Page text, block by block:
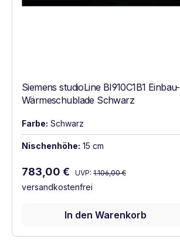
Siemens studioLine BI910C1B1 Einbau-
Wärmeschublade Schwarz
Farbe: Schwarz
Nischenhöhe: 15 cm
Verkaufspreis:
783,00 € Regulärer Preis:
UVP: 1.106,00 €
versandkostenfrei
In den Warenkorb